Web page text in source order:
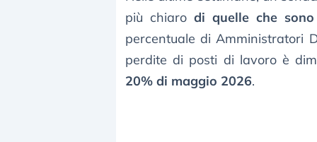
più chiaro di quelle che
percentuale di Amministratori
perdite di posti di lavoro è
20% di maggio 2026.